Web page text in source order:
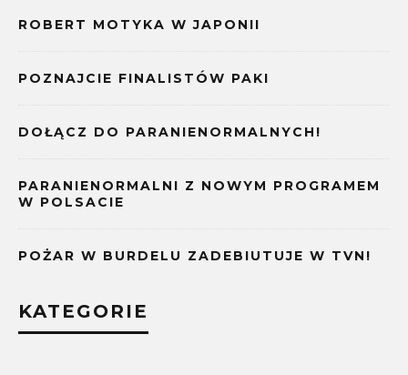
ROBERT MOTYKA W JAPONII
POZNAJCIE FINALISTÓW PAKI
DOŁĄCZ DO PARANIENORMALNYCH!
PARANIENORMALNI Z NOWYM PROGRAMEM
W POLSACIE
POŻAR W BURDELU ZADEBIUTUJE W TVN!
KATEGORIE